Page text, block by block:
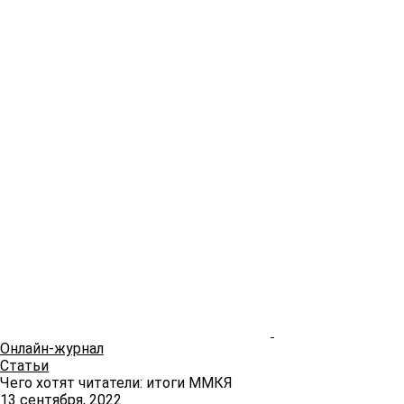
Онлайн-журнал
Статьи
Чего хотят читатели: итоги ММКЯ
13 сентября, 2022